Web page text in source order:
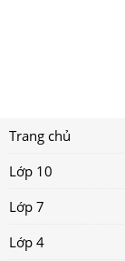
Trang chủ
Lớp 10
Lớp 7
Lớp 4